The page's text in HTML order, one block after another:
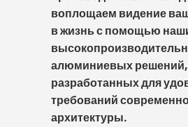
воплощаем видение
в жизнь с помощью
алюминиевых решений,
разработанных для
требований
архитектуры.